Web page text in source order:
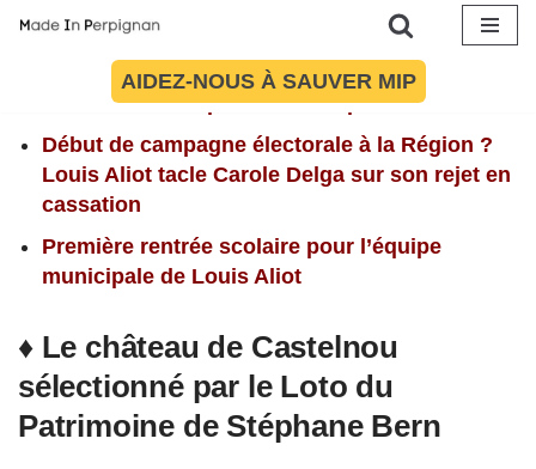
AIDEZ-NOUS À SAUVER MIP
Pyrénées-Orientales | Une rentrée scolaire
inédite mais “la plus normale possible”
Début de campagne électorale à la Région ?
Louis Aliot tacle Carole Delga sur son rejet en
cassation
Première rentrée scolaire pour l’équipe
municipale de Louis Aliot
♦ Le château de Castelnou
sélectionné par le Loto du
Patrimoine de Stéphane Bern